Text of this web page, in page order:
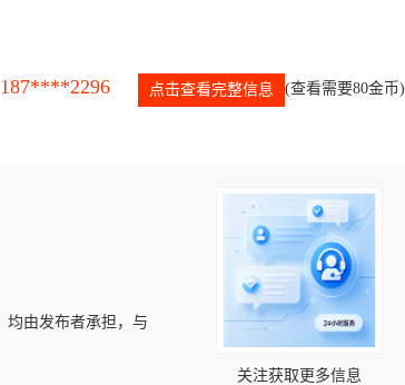
187****2296 点击查看完整信息 (查看需要80金币)
均由发布者承担，与
关注获取更多信息